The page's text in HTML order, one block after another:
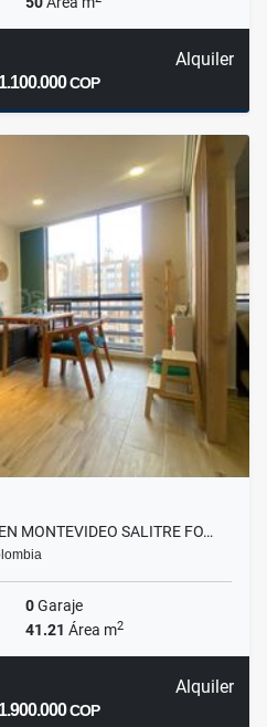
Alquiler
COP
MONTEVIDEO SALITRE FO…
0Garaje
41.21 Área m2
Alquiler
COP